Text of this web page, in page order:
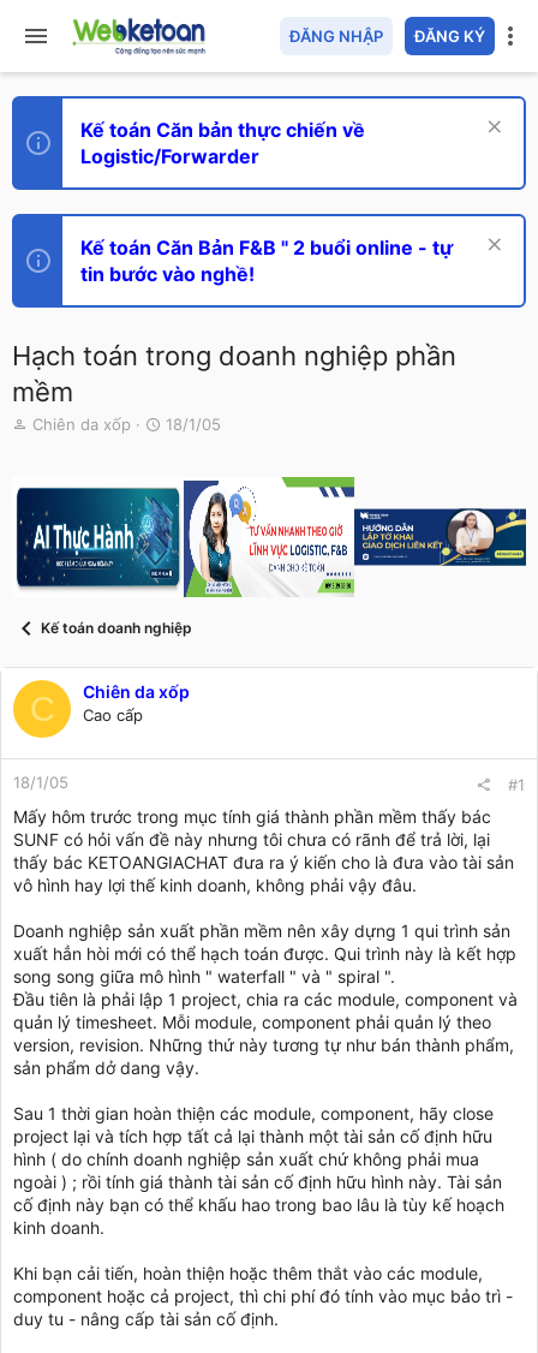
ĐĂNG NHẬP ĐĂNG KÝ
Kế toán Căn bản thực chiến về
Logistic/Forwarder
Kế toán Căn Bản F&B " 2 buổi online - tự
tin bước vào nghề!
Hạch toán trong doanh nghiệp phần
mềm
T
e
a
d
s
a
r
Chiên da xốp
N
y
g
ử
i
18/1/05
Kế toán doanh nghiệp
C Chiên da xốp
Cao cấp
18/1/05 #1
Mấy hôm trước trong mục tính giá thành phần mềm thấy bác
SUNF có hỏi vấn đề này nhưng tôi chưa có rãnh để trả lời, lại
thấy bác KETOANGIACHAT đưa ra ý kiến cho là đưa vào tài sản
vô hình hay lợi thế kinh doanh, không phải vậy đâu.
Doanh nghiệp sản xuất phần mềm nên xây dựng 1 qui trình sản
xuất hẳn hòi mới có thể hạch toán được. Qui trình này là kết hợp
song song giữa mô hình " waterfall " và " spiral ".
Đầu tiên là phải lập 1 project, chia ra các module, component và
quản lý timesheet. Mỗi module, component phải quản lý theo
version, revision. Những thứ này tương tự như bán thành phẩm,
sản phẩm dở dang vậy.
Sau 1 thời gian hoàn thiện các module, component, hãy close
project lại và tích hợp tất cả lại thành một tài sản cố định hữu
hình ( do chính doanh nghiệp sản xuất chứ không phải mua
ngoài ) ; rồi tính giá thành tài sản cố định hữu hình này. Tài sản
cố định này bạn có thể khấu hao trong bao lâu là tùy kế hoạch
kinh doanh.
Khi bạn cải tiến, hoàn thiện hoặc thêm thắt vào các module,
component hoặc cả project, thì chi phí đó tính vào mục bảo trì -
duy tu - nâng cấp tài sản cố định.